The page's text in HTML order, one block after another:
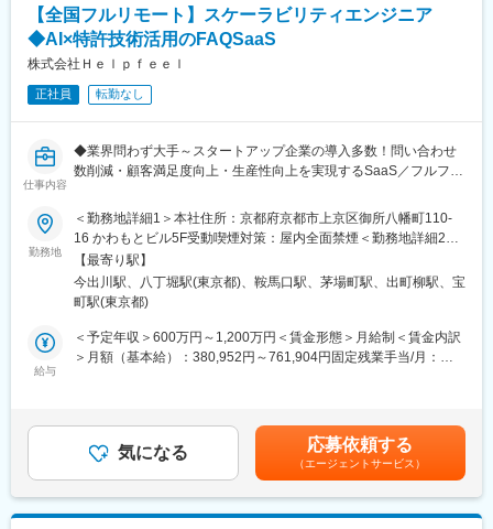
ソリューション提供をしています。
【魅力ポイント】
自治体の案件も増えており、スマートシティ領域など社会貢献性
が高い案件に携わることができる可能性があります。
案件（例：MA・CDP・DMP構築、データを分析・機械学習な
ど）を特に豊富に扱うチームです。
た専門性高いメンバーが集まっています。
・プライム案件9割で、既存顧客・株主等から直接引き合いがあ
り、ユーザーとなる顧客の課題を直接解決コミュニケーションで
きます。
・Salesforce導入事例日本でTOPクラスです。Salesforceゴールド
・様々なシステムの上流工程に関われます。業界・業種は絞って
いないため、幅広い経験を積むことができます。
【案件例】
・文部科学省 業務効率DX
・和歌山県 スマートシティ 防災DX（自社サービス）
・金融業界 顧客DX
あり、選考を通じて上下する可能性があります。月給(月額)は固定
手当を含めた表記です。
【全国フルリモート】スケーラビリティエンジニア
◆AI×特許技術活用のFAQSaaS
株式会社Ｈｅｌｐｆｅｅｌ
正社員 転勤なし
仕事内容
◆業界問わず大手～スタートアップ企業の導入多数！問い合わせ
数削減・顧客満足度向上・生産性向上を実現するSaaS／フルフレ
■業務概要：
Helpfeelのスケーラビリティエンジニアとしての業務をお任せし
ます。
当社はインフラにPaaSを積極的に活用しており、PaaSで実装し
たアプリケーションは、アプリケーションのコード自体がインフ
ラです。そのため、サービス成長に伴う将来的なアクセス増加に
備えて準備しつつ、アプリケーション側の改善とインフラ構成・
設計を同等に考え、柔軟に対処していけるアプリケーション開発
アとして開発に従事いただき、同時に、スケーラビリティを確保
する活動をしていただく予定です。具体的にはDBやアプリケーシ
ョンサーバー、クラウドインフラのメトリクスやアラートを見
勤務地
＜勤務地詳細1＞本社住所：京都府京都市上京区御所八幡町110-
16 かわもとビル5F受動喫煙対策：屋内全面禁煙＜勤務地詳細2＞
東京オフィス住所：東京都中央区八丁堀2-14-1 住友不動産八重洲
通ビル4F勤務地最寄駅：日比谷線／八丁堀駅受動喫煙対策：屋内
全面禁煙変更の範囲：会社の定める事業所（リモートワーク含
【最寄り駅】
今出川駅、八丁堀駅(東京都)、鞍馬口駅、茅場町駅、出町柳駅、宝
町駅(東京都)
給与
＜予定年収＞600万円～1,200万円＜賃金形態＞月給制＜賃金内訳
＞月額（基本給）：380,952円～761,904円固定残業手当/月：
※※スキル、選考結果をふまえて総合的に判断いたします。■昇
給：年1回賃金はあくまでも目安の金額であり、選考を通じて上下
する可能性があります。月給(月額)は固定手当を含めた表記です。
気になる 応募依頼する
（エージェントサービス）